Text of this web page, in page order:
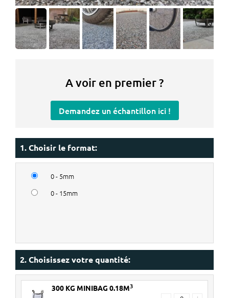
A voir en premier ?
Demandez un échantillon ici !
1. Choisir le format:
0 - 5mm
0 - 15mm
2. Choisissez votre quantité:
300 KG MINIBAG 0.18M3